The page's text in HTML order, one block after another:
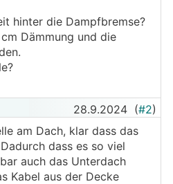
hinter die Dampfbremse?
Dämmung und die
28.9.2024 (#2)
am Dach, klar dass das
dass es so viel
auch das Unterdach
Kabel aus der Decke